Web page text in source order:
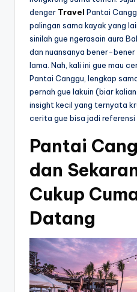
denger Travel Pantai
palingan sama kayak yang
sinilah gue ngerasain aura
dan nuansanya bener-bener
lama. Nah, kali ini gue mau
Pantai Canggu, lengkap
pernah gue lakuin (biar
insight kecil yang ternyata
cerita gue bisa jadi referensi
Pantai
dan
Cukup
Datang